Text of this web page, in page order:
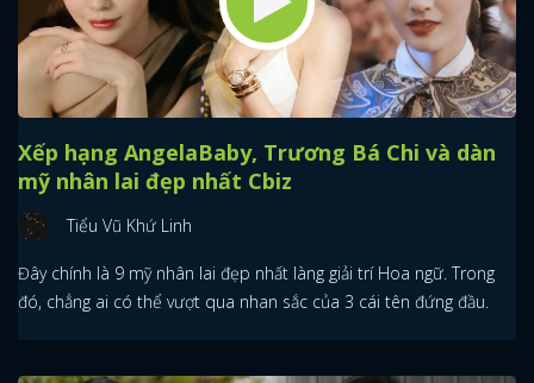
Xếp hạng AngelaBaby, Trương Bá Chi và dàn
mỹ nhân lai đẹp nhất Cbiz
Tiểu Vũ Khứ Linh
Đây chính là 9 mỹ nhân lai đẹp nhất làng giải trí Hoa ngữ. Trong
đó, chẳng ai có thể vượt qua nhan sắc của 3 cái tên đứng đầu.